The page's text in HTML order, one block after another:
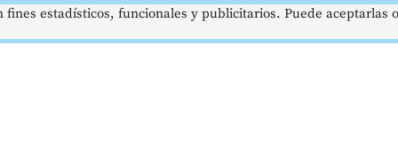
estadísticos, funcionales y publicitarios. Puede aceptarlas